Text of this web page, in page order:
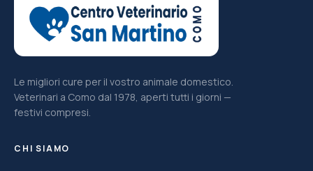
Le migliori cure per il vostro animale domestico.
Veterinari a Como dal 1978, aperti tutti i giorni —
festivi compresi.
CHI SIAMO